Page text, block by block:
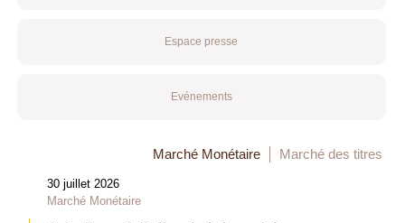
Espace presse
Evénements
Marché Monétaire Marché des titres
30 juillet 2026
Marché Monétaire